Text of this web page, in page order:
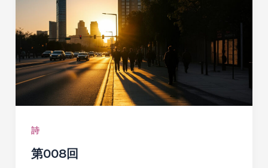
詩
第008回